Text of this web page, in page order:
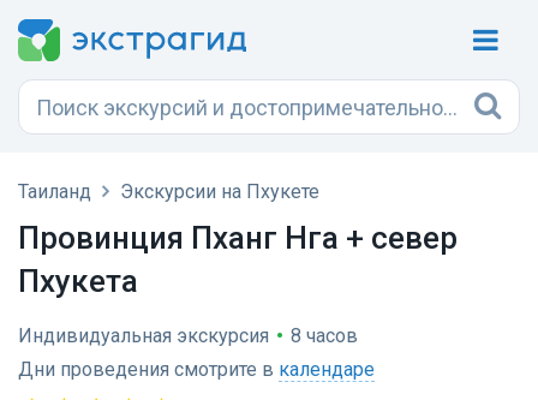
Таиланд Экскурсии на Пхукете
Провинция Пханг Нга + север
Пхукета
Индивидуальная экскурсия • 8 часов
Дни проведения смотрите в календаре